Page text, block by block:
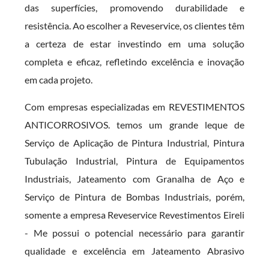
das superfícies, promovendo durabilidade e
resistência. Ao escolher a Reveservice, os clientes têm
a certeza de estar investindo em uma solução
completa e eficaz, refletindo excelência e inovação
em cada projeto.
Com empresas especializadas em REVESTIMENTOS
ANTICORROSIVOS. temos um grande leque de
Serviço de Aplicação de Pintura Industrial, Pintura
Tubulação Industrial, Pintura de Equipamentos
Industriais, Jateamento com Granalha de Aço e
Serviço de Pintura de Bombas Industriais, porém,
somente a empresa Reveservice Revestimentos Eireli
- Me possui o potencial necessário para garantir
qualidade e excelência em Jateamento Abrasivo